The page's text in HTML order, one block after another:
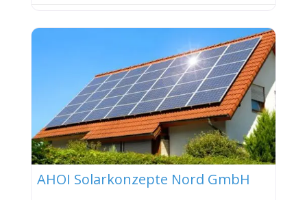
AHOI Solarkonzepte Nord GmbH